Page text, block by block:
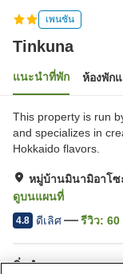
เพนชัน
Tinkuna
แนะนำที่พัก ห้องพัก
This property is run
and specializes in
Hokkaido flavors.
หมู่บ้านมินามิอาโ
ดูบนแผนที่
4.8 ดีเลิศ รีวิว: 60
สิ่งอำนวยความสะ